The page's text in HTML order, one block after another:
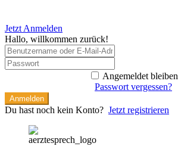
Jetzt Anmelden
Hallo, willkommen zurück!
Angemeldet bleiben
Passwort vergessen?
Anmelden
Du hast noch kein Konto? Jetzt registrieren